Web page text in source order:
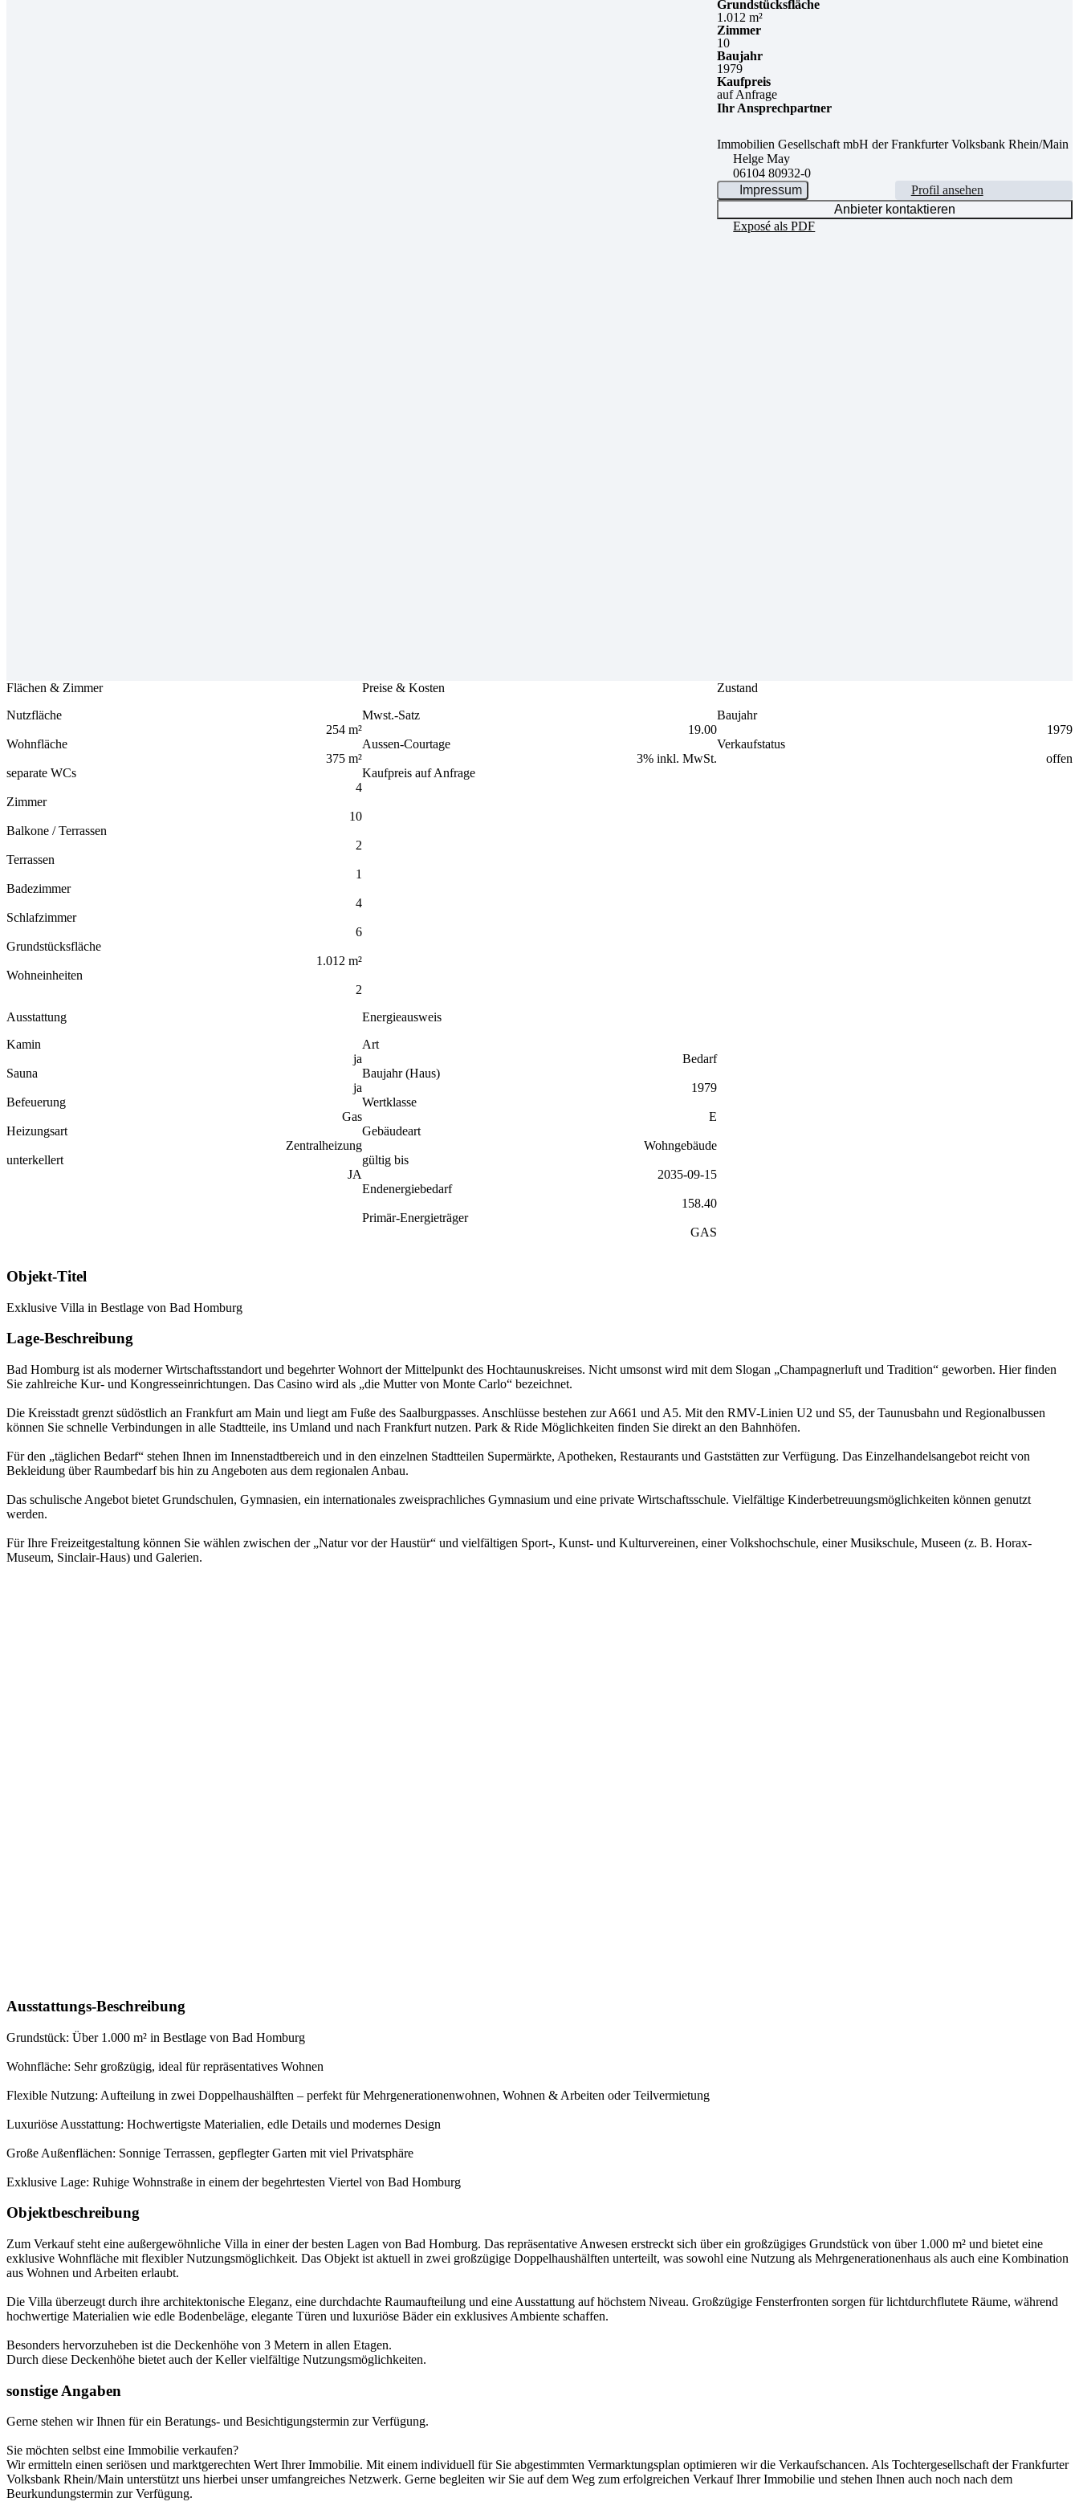
Grundstücksfläche
1.012 m²
Zimmer
10
Baujahr
1979
Kaufpreis
auf Anfrage
Ihr Ansprechpartner
Immobilien Gesellschaft mbH der Frankfurter Volksbank Rhein/Main
Helge May
06104 80932-0
Impressum
Profil ansehen
Anbieter kontaktieren
Exposé als PDF
Flächen & Zimmer
Nutzfläche
254 m²
Wohnfläche
375 m²
separate WCs
4
Zimmer
10
Balkone / Terrassen
2
Terrassen
1
Badezimmer
4
Schlafzimmer
6
Grundstücksfläche
1.012 m²
Wohneinheiten
2
Preise & Kosten
Mwst.-Satz
19.00
Aussen-Courtage
3% inkl. MwSt.
Kaufpreis auf Anfrage
Zustand
Baujahr
1979
Verkaufstatus
offen
Ausstattung
Kamin
ja
Sauna
ja
Befeuerung
Gas
Heizungsart
Zentralheizung
unterkellert
JA
Energieausweis
Art
Bedarf
Baujahr (Haus)
1979
Wertklasse
E
Gebäudeart
Wohngebäude
gültig bis
2035-09-15
Endenergiebedarf
158.40
Primär-Energieträger
GAS
Objekt-Titel
Exklusive Villa in Bestlage von Bad Homburg
Lage-Beschreibung
Bad Homburg ist als moderner Wirtschaftsstandort und begehrter Wohnort der Mittelpunkt des Hochtaunuskreises. Nicht umsonst wird mit dem Slogan „Champagnerluft und Tradition“ geworben. Hier finden
Sie zahlreiche Kur- und Kongresseinrichtungen. Das Casino wird als „die Mutter von Monte Carlo“ bezeichnet.
Die Kreisstadt grenzt südöstlich an Frankfurt am Main und liegt am Fuße des Saalburgpasses. Anschlüsse bestehen zur A661 und A5. Mit den RMV-Linien U2 und S5, der Taunusbahn und Regionalbussen
können Sie schnelle Verbindungen in alle Stadtteile, ins Umland und nach Frankfurt nutzen. Park & Ride Möglichkeiten finden Sie direkt an den Bahnhöfen.
Für den „täglichen Bedarf“ stehen Ihnen im Innenstadtbereich und in den einzelnen Stadtteilen Supermärkte, Apotheken, Restaurants und Gaststätten zur Verfügung. Das Einzelhandelsangebot reicht von
Bekleidung über Raumbedarf bis hin zu Angeboten aus dem regionalen Anbau.
Das schulische Angebot bietet Grundschulen, Gymnasien, ein internationales zweisprachliches Gymnasium und eine private Wirtschaftsschule. Vielfältige Kinderbetreuungsmöglichkeiten können genutzt
werden.
Für Ihre Freizeitgestaltung können Sie wählen zwischen der „Natur vor der Haustür“ und vielfältigen Sport-, Kunst- und Kulturvereinen, einer Volkshochschule, einer Musikschule, Museen (z. B. Horax-
Museum, Sinclair-Haus) und Galerien.
Ausstattungs-Beschreibung
Grundstück: Über 1.000 m² in Bestlage von Bad Homburg
Wohnfläche: Sehr großzügig, ideal für repräsentatives Wohnen
Flexible Nutzung: Aufteilung in zwei Doppelhaushälften – perfekt für Mehrgenerationenwohnen, Wohnen & Arbeiten oder Teilvermietung
Luxuriöse Ausstattung: Hochwertigste Materialien, edle Details und modernes Design
Große Außenflächen: Sonnige Terrassen, gepflegter Garten mit viel Privatsphäre
Exklusive Lage: Ruhige Wohnstraße in einem der begehrtesten Viertel von Bad Homburg
Objektbeschreibung
Zum Verkauf steht eine außergewöhnliche Villa in einer der besten Lagen von Bad Homburg. Das repräsentative Anwesen erstreckt sich über ein großzügiges Grundstück von über 1.000 m² und bietet eine
exklusive Wohnfläche mit flexibler Nutzungsmöglichkeit. Das Objekt ist aktuell in zwei großzügige Doppelhaushälften unterteilt, was sowohl eine Nutzung als Mehrgenerationenhaus als auch eine Kombination
aus Wohnen und Arbeiten erlaubt.
Die Villa überzeugt durch ihre architektonische Eleganz, eine durchdachte Raumaufteilung und eine Ausstattung auf höchstem Niveau. Großzügige Fensterfronten sorgen für lichtdurchflutete Räume, während
hochwertige Materialien wie edle Bodenbeläge, elegante Türen und luxuriöse Bäder ein exklusives Ambiente schaffen.
Besonders hervorzuheben ist die Deckenhöhe von 3 Metern in allen Etagen.
Durch diese Deckenhöhe bietet auch der Keller vielfältige Nutzungsmöglichkeiten.
sonstige Angaben
Gerne stehen wir Ihnen für ein Beratungs- und Besichtigungstermin zur Verfügung.
Sie möchten selbst eine Immobilie verkaufen?
Wir ermitteln einen seriösen und marktgerechten Wert Ihrer Immobilie. Mit einem individuell für Sie abgestimmten Vermarktungsplan optimieren wir die Verkaufschancen. Als Tochtergesellschaft der Frankfurter
Volksbank Rhein/Main unterstützt uns hierbei unser umfangreiches Netzwerk. Gerne begleiten wir Sie auf dem Weg zum erfolgreichen Verkauf Ihrer Immobilie und stehen Ihnen auch noch nach dem
Beurkundungstermin zur Verfügung.